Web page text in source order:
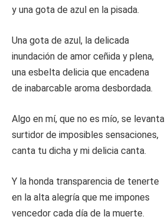
y una gota de azul en la pisada.
Una gota de azul, la delicada
inundación de amor ceñida y plena,
una esbelta delicia que encadena
de inabarcable aroma desbordada.
Algo en mí, que no es mío, se levanta
surtidor de imposibles sensaciones,
canta tu dicha y mi delicia canta.
Y la honda transparencia de tenerte
en la alta alegría que me impones
vencedor cada día de la muerte.